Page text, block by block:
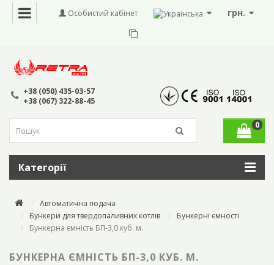
грн.
Особистий кабінет
+38 (050) 435-03-57
+38 (067) 322-88-45
0
Категорії
Автоматична подача
Бункери для твердопаливних котлів
Бункерні ємності
Бункерна ємність БП-3,0 куб. м.
БУНКЕРНА ЄМНІСТЬ БП-3,0 КУБ. М.